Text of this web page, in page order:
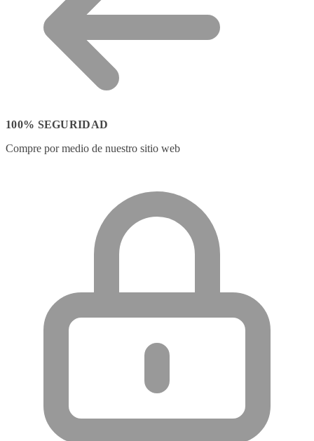
100% SEGURIDAD
Compre por medio de nuestro sitio web